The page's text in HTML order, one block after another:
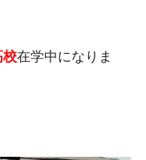
校在学中になりま